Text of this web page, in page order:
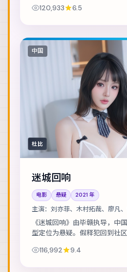
昊、河正宇 等，表演层次丰富
120,933 6.5
中国
杜比
迷城回响
电影 悬疑 2021 年
主演： 刘亦菲、木村拓哉、廖凡
《迷城回响》由毕赣执导，中
型定位为悬疑。假释犯回到社
村拓哉、廖凡 等，表演层次丰
116,992 9.4